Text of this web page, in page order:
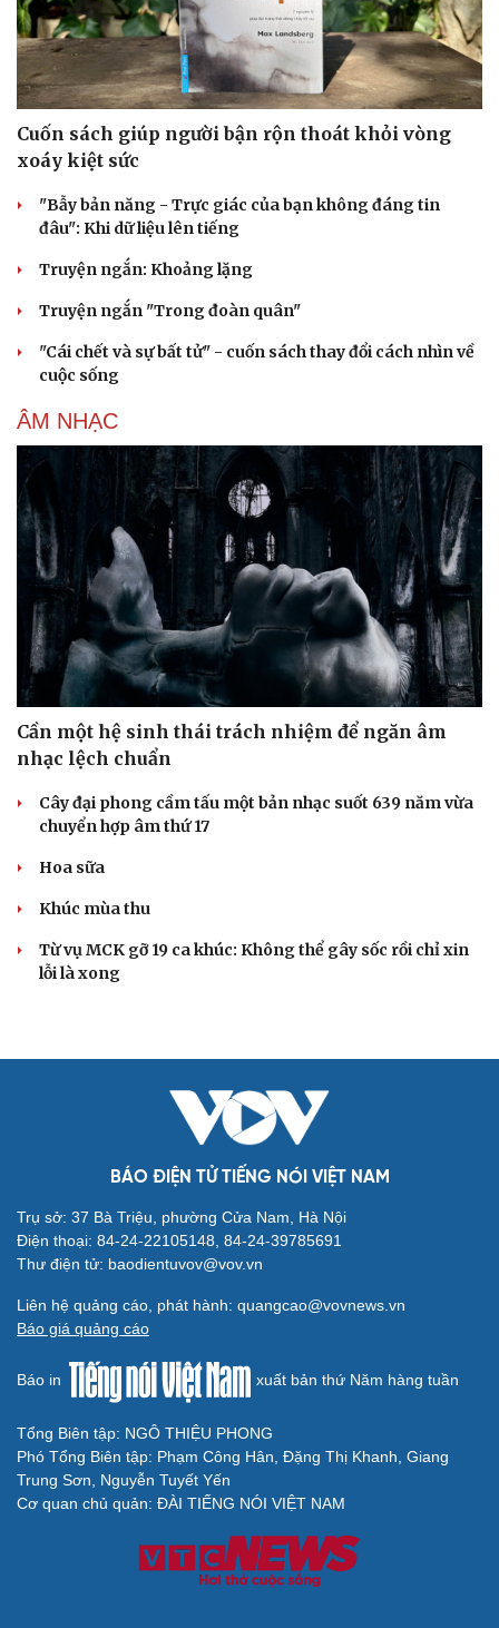
Cải chính
Cuốn sách giúp người bận rộn thoát khỏi vòng
xoáy kiệt sức
"Bẫy bản năng - Trực giác của bạn không đáng tin
đâu": Khi dữ liệu lên tiếng
Truyện ngắn: Khoảng lặng
Truyện ngắn "Trong đoàn quân"
"Cái chết và sự bất tử" - cuốn sách thay đổi cách nhìn về
cuộc sống
ÂM NHẠC
Cần một hệ sinh thái trách nhiệm để ngăn âm
nhạc lệch chuẩn
Cây đại phong cầm tấu một bản nhạc suốt 639 năm vừa
chuyển hợp âm thứ 17
Hoa sữa
Khúc mùa thu
Từ vụ MCK gỡ 19 ca khúc: Không thể gây sốc rồi chỉ xin
lỗi là xong
BÁO ĐIỆN TỬ TIẾNG NÓI VIỆT NAM
Trụ sở: 37 Bà Triệu, phường Cửa Nam, Hà Nội
Điện thoại: 84-24-22105148, 84-24-39785691
Thư điện tử: baodientuvov@vov.vn
Liên hệ quảng cáo, phát hành: quangcao@vovnews.vn
Báo giá quảng cáo
Báo in xuất bản thứ Năm hàng tuần
Tổng Biên tập: NGÔ THIỆU PHONG
Phó Tổng Biên tập: Phạm Công Hân, Đặng Thị Khanh, Giang
Trung Sơn, Nguyễn Tuyết Yến
Cơ quan chủ quản: ĐÀI TIẾNG NÓI VIỆT NAM